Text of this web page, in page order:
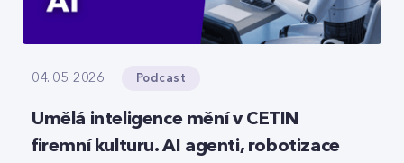
04. 05. 2026 Podcast
Umělá inteligence mění v CETIN
firemní kulturu. AI agenti, robotizace